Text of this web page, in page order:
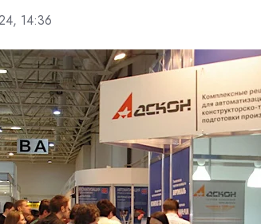
14:36